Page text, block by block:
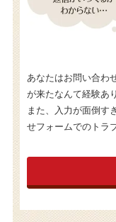
あなたはお問い合わ
が来たなんて経験あ
また、入力が面倒す
せフォームでのトラ